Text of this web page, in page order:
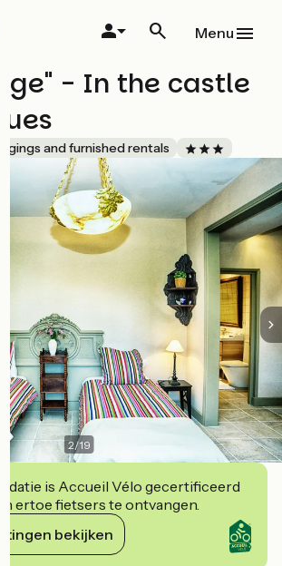
Menu
- In the castle
and furnished rentals
2/19
is Accueil Vélo gecertificeerd
ertoe fietsers te ontvangen.
bekijken